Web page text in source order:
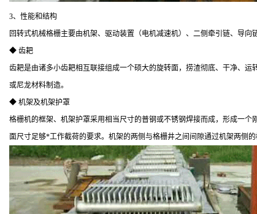
3、性能和结构
回转式机械格栅主要由机架、驱动装置（电机减速机）、二侧牵引链、导向
◆ 齿耙
齿耙是由诸多小齿耙相互联接组成一个硕大的旋转面，捞渣彻底、干净、
或尼龙材料制造。
◆ 机架及机架护罩
格栅机的框架、机架护罩采用相当尺寸的普钢或不锈钢焊接而成，形成一
面尺寸足够*工作截荷的要求。机架的两侧与格栅井之间间隙通过机架两侧的